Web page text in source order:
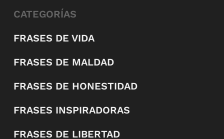
CATEGORÍAS
FRASES DE VIDA
FRASES DE MALDAD
FRASES DE HONESTIDAD
FRASES INSPIRADORAS
FRASES DE LIBERTAD